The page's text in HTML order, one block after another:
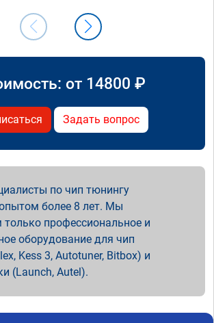
от 14800 ₽
Задать вопрос
по чип тюнингу
более 8 лет. Мы
профессиональное и
оборудование для чип
Kess 3, Autotuner, Bitbox) и
(Launch, Autel).